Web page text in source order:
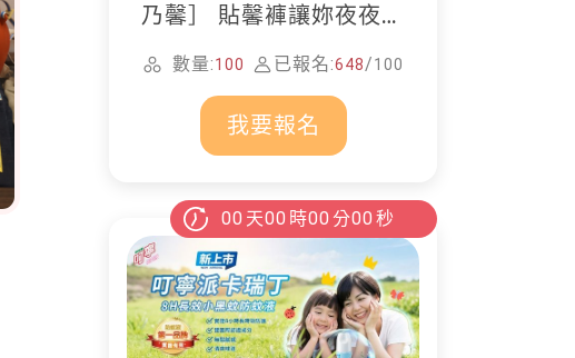
乃馨］ 貼馨褲讓妳夜夜好
數量:100 已報名:648/100
我要報名
00 天00 時00 分00 秒